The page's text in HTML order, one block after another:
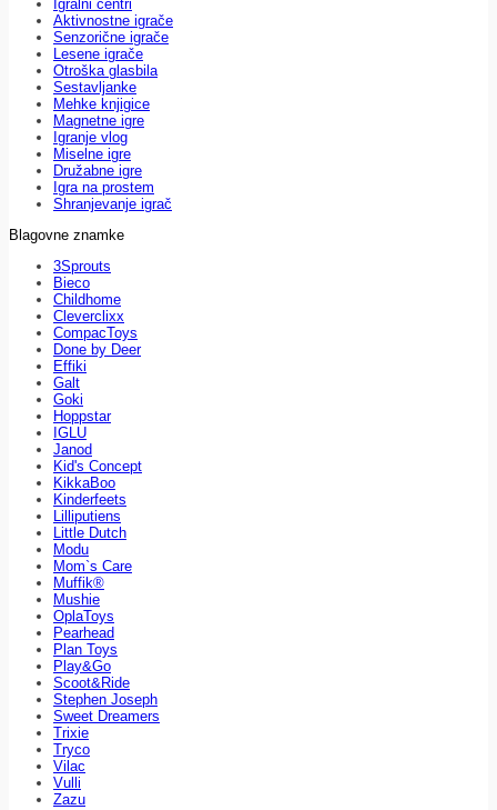
Igralni centri
Aktivnostne igrače
Senzorične igrače
Lesene igrače
Otroška glasbila
Sestavljanke
Mehke knjigice
Magnetne igre
Igranje vlog
Miselne igre
Družabne igre
Igra na prostem
Shranjevanje igrač
Blagovne znamke
3Sprouts
Bieco
Childhome
Cleverclixx
CompacToys
Done by Deer
Effiki
Galt
Goki
Hoppstar
IGLU
Janod
Kid's Concept
KikkaBoo
Kinderfeets
Lilliputiens
Little Dutch
Modu
Mom`s Care
Muffik®
Mushie
OplaToys
Pearhead
Plan Toys
Play&Go
Scoot&Ride
Stephen Joseph
Sweet Dreamers
Trixie
Tryco
Vilac
Vulli
Zazu